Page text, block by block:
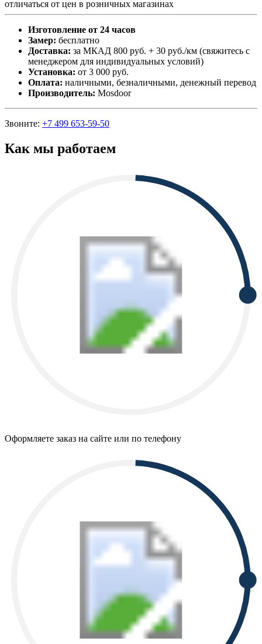
отличаться от цен в розничных магазинах
Изготовление от 24 часов
Замер: бесплатно
Доставка: за МКАД 800 руб. + 30 руб./км (свяжитесь с
менеджером для индивидуальных условий)
Установка: от 3 000 руб.
Оплата: наличными, безналичными, денежный перевод
Производитель: Mosdoor
Звоните: +7 499 653-59-50
Как мы работаем
Оформляете заказ на сайте или по телефону